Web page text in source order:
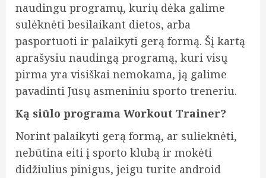
naudingu programų, kurių dėka galime
sulėknėti besilaikant dietos, arba
pasportuoti ir palaikyti gerą formą. Šį kartą
aprašysiu naudingą programą, kuri visų
pirma yra visiškai nemokama, ją galime
pavadinti Jūsų asmeniniu sporto treneriu.
Ką siūlo programa Workout Trainer?
Norint palaikyti gerą formą, ar sulieknėti,
nebūtina eiti į sporto klubą ir mokėti
didžiulius pinigus, jeigu turite android